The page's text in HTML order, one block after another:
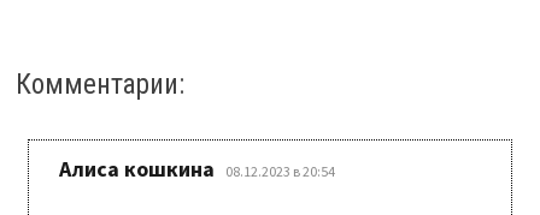
Комментарии:
Алиса кошкина 08.12.2023 в 20:54